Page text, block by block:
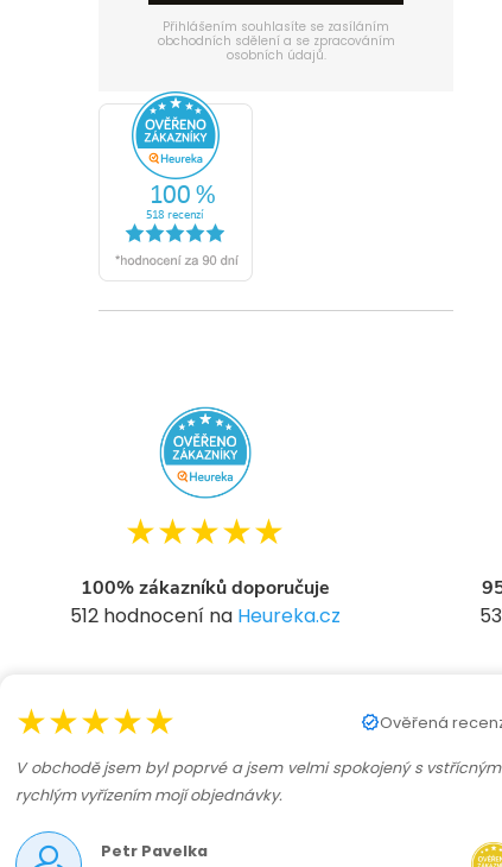
Přihlášením souhlasíte se zasíláním
obchodních sdělení a se zpracováním
osobních údajů.
★★★★★
100% zákazníků doporučuje
512 hodnocení na Heureka.cz
★★★★★ Ověřená
V obchodě jsem byl poprvé a jsem velmi spokojený s
rychlým vyřízením mojí objednávky.
Petr Pavelka